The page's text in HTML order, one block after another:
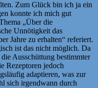
Zum Glück bin ich ja ein
konnte ich mich gut
„Über die
Unnötigkeit das
Jahre zu erhalten“ referiert.
ist das nicht möglich. Da
Ausschüttung bestimmter
Rezeptoren jedoch
adaptieren, was zur
sich irgendwann durch